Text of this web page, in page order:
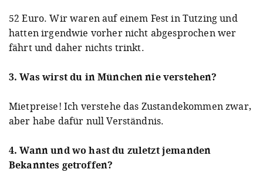
52 Euro. Wir waren auf einem Fest in Tutzing und
hatten irgendwie vorher nicht abgesprochen wer
fährt und daher nichts trinkt.
3. Was wirst du in München nie verstehen?
Mietpreise! Ich verstehe das Zustandekommen zwar,
aber habe dafür null Verständnis.
4. Wann und wo hast du zuletzt jemanden
Bekanntes getroffen?